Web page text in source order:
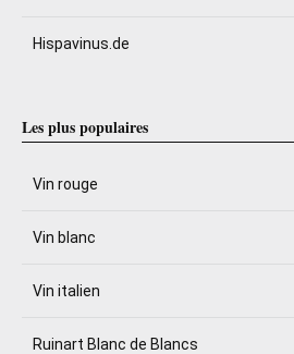
Hispavinus.de
Les plus populaires
Vin rouge
Vin blanc
Vin italien
Ruinart Blanc de Blancs